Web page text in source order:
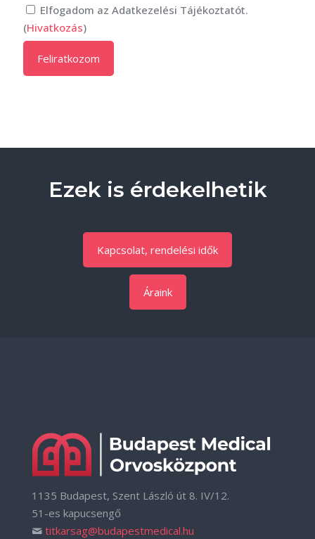
Elfogadom az Adatkezelési Tájékoztatót.
(Hivatkozás)
Ezek is érdekelhetik
Kapcsolat, rendelési idők
Áraink
1135 Budapest, Szent László út 8. IV/12.
51-es kapucsengő
titkarsag@budapestmedical.hu